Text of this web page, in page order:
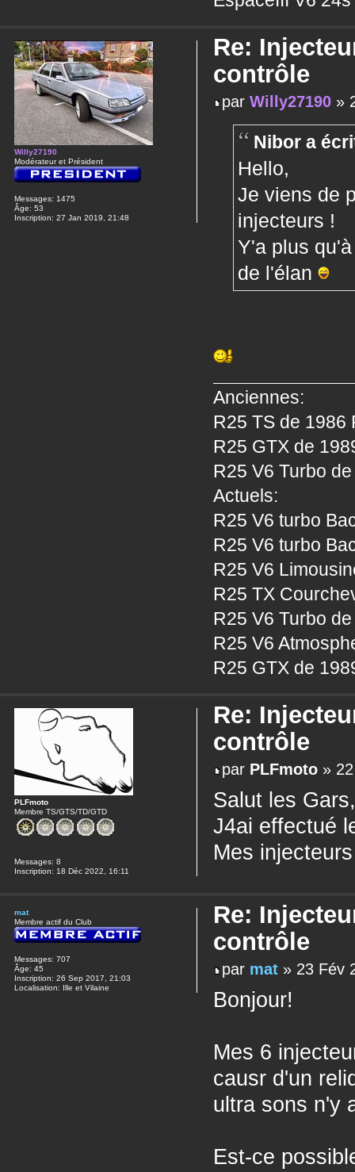
Re:
contrôle
parWilly27190 »
Nibor a
Hello,
Je viens de
injecteurs !
Y'a plus
de l'élan
Anciennes:
R25 TS de 1986
R25 GTX de
R25 V6 Turbo
Actuels:
R25 V6 turbo
R25 V6 turbo
R25 V6
R25 TX
R25 V6 Turbo
R25 V6
R25 GTX de
Willy27190
Modérateur et Président
Messages: 1475
Âge: 53
Inscription: 27 Jan 2019, 21:48
Re:
contrôle
par PLFmoto »
Salut les
J4ai effectué
Mes
PLFmoto
Membre TS/GTS/TD/GTD
Messages: 8
Inscription: 18 Déc 2022, 16:11
Re:
contrôle
par mat » 23 Fév
Bonjour!
Mes 6
causr d'un
ultra sons n'y
Est-ce
mat
Membre actif du Club
Messages: 707
Âge: 45
Inscription: 26 Sep 2017, 21:03
Localisation: Ille et Vilaine